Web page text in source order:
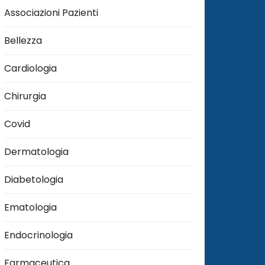
Associazioni Pazienti
Bellezza
Cardiologia
Chirurgia
Covid
Dermatologia
Diabetologia
Ematologia
Endocrinologia